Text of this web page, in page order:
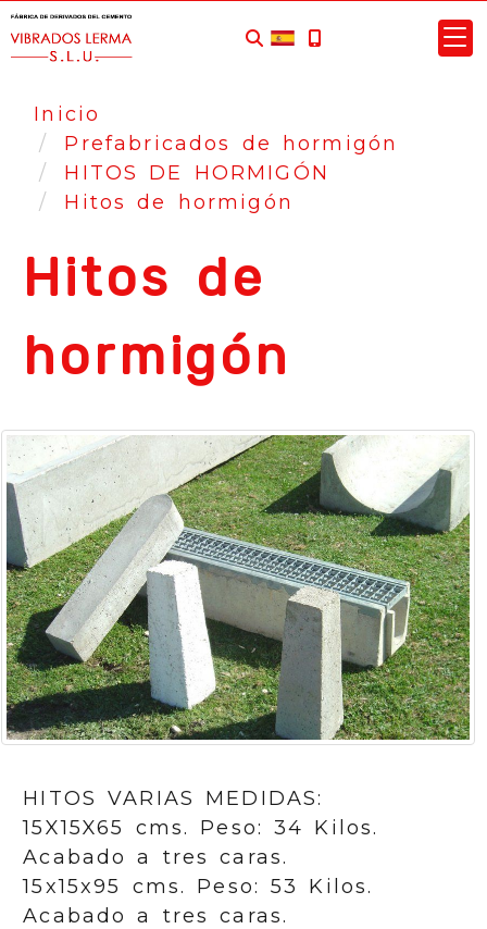
Inicio
Prefabricados de hormigón
HITOS DE HORMIGÓN
Hitos de hormigón
Hitos de
hormigón
HITOS VARIAS MEDIDAS:
15X15X65 cms. Peso: 34 Kilos.
Acabado a tres caras.
15x15x95 cms. Peso: 53 Kilos.
Acabado a tres caras.